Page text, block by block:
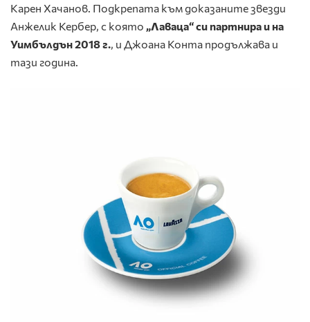
Карен Хачанов. Подкрепата към доказаните звезди
Анжелик Кербер, с която „Лаваца“ си партнира и на
Уимбълдън 2018 г., и Джоана Конта продължава и
тази година.